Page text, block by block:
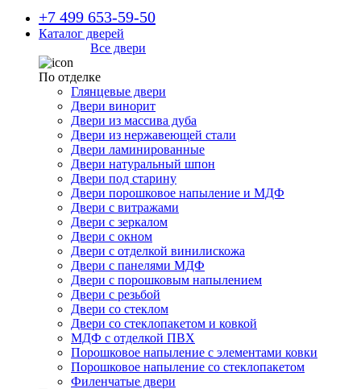
+7 499 653-59-50
Каталог дверей
Все двери
По отделке
Глянцевые двери
Двери винорит
Двери из массива дуба
Двери из нержавеющей стали
Двери ламинированные
Двери натуральный шпон
Двери под старину
Двери порошковое напыление и МДФ
Двери с витражами
Двери с зеркалом
Двери с окном
Двери с отделкой винилискожа
Двери с панелями МДФ
Двери с порошковым напылением
Двери с резьбой
Двери со стеклом
Двери со стеклопакетом и ковкой
МДФ с отделкой ПВХ
Порошковое напыление с элементами ковки
Порошковое напыление со стеклопакетом
Филенчатые двери